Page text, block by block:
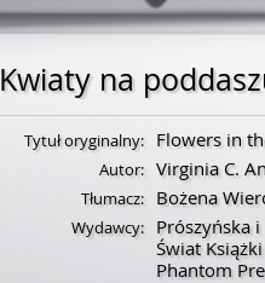
Kwiaty na
Tytuł oryginalny: Flowers in
Autor: Virginia C.
Tłumacz: Bożena
Wydawcy: Prószyńska
Świat
Phantom